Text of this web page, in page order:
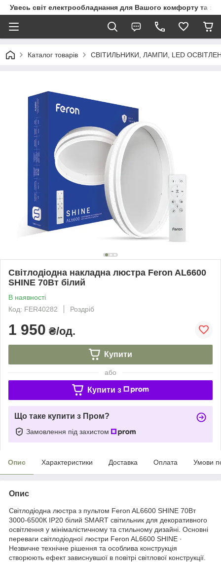
Увесь світ електрообладнання для Вашого комфорту та
Каталог товарів СВІТИЛЬНИКИ, ЛАМПИ, LED
Світлодіодна накладна люстра Feron AL6600
SHINE 70Вт білий
В наявності
Код: FER40282
Роздріб
1 950 ₴/од.
Купити
або
Купити з
Що таке купити з Пром?
Замовлення під захистом
Опис Характеристики Доставка Оплата Умови
Опис
Світлодіодна люстра з пультом Feron AL6600 SHINE 70Вт
3000-6500К IP20 білий SMART світильник для декоративного
освітлення у мінімалістичному та стильному дизайні. Основні
переваги світлодіодної люстри Feron AL6600 SHINE ·
Незвичне технічне рішення та особлива конструкція
створюють ефект зависнувшої в повітрі світлової конструкції.